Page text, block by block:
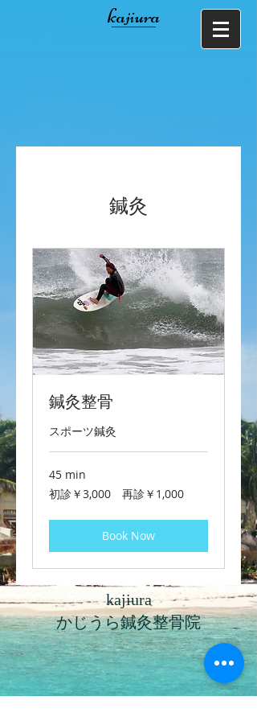
kajiura
鍼灸
鍼灸整骨
スポーツ鍼灸
45 min
初
診
初診￥3,000 再診￥1,000
Book Now
kajiura
​かじうら鍼灸整骨院